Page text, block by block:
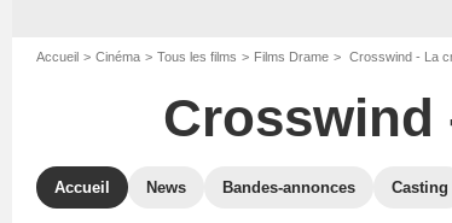
Accueil Cinéma Tous les films Films Drame Crosswind - La
Crosswind
Accueil News Bandes-annonces Casting